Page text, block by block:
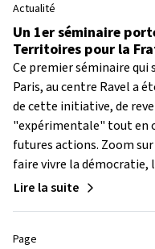
Actualité
Un 1er séminaire
Territoires pour la
Ce premier séminaire qui
Paris, au centre Ravel a
de cette initiative, de
"expérimentale" tout en
futures actions. Zoom
faire vivre la
Lire la suite
Page